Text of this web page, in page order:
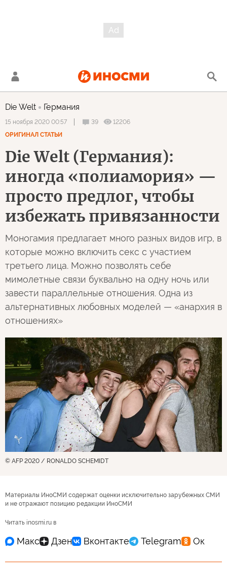
Die Welt Германия
15 ноября 2020 00:57 39
12206
ОРИГИНАЛ СТАТЬИ
Die Welt (Германия):
иногда «полиамория» —
просто предлог, чтобы
избежать привязанности
Моногамия предлагает много разных видов игр, в
которые можно включить секс с участием
третьего лица. Можно позволять себе
мимолетные связи буквально на одну ночь или
завести параллельные отношения. Одна из
альтернативных любовных моделей — «анархия в
отношениях»
© AFP 2020 / RONALDO SCHEMIDT
Материалы ИноСМИ содержат оценки исключительно зарубежных СМИ
и не отражают позицию редакции ИноСМИ
Читать inosmi.ru в